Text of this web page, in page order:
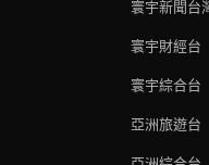
寰宇新聞台
寰宇財經台
寰宇綜合台
亞洲旅遊台